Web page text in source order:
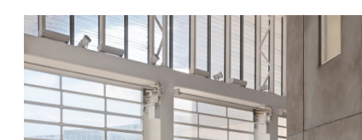
1235
/upload/news/bccb97d1b5fee2856e5c595a60d5e70c.jpg
Elmgreen & Dragset
November 24, 2023 - January 11,
Installation view ofBonne Chanceat Centre Pompidou-Metz, 2023
© Adagp, Paris, 2023
© Photo Andrea Rossetti et Héctor Chico